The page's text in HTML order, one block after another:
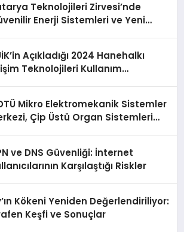
Teknolojileri Zirvesi’nde
Enerji Sistemleri ve Yeni
Açıkladığı 2024 Hanehalkı
Teknolojileri Kullanım
Mikro Elektromekanik Sistemler
Çip Üstü Organ Sistemleri
ve DNS Güvenliği: İnternet
Karşılaştığı Riskler
Kökeni Yeniden Değerlendiriliyor:
Keşfi ve Sonuçlar